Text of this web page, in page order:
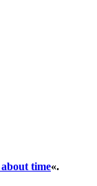
about time«.